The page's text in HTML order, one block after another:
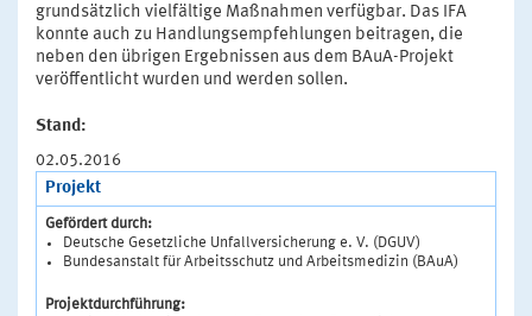
grundsätzlich vielfältige Maßnahmen verfügbar. Das IFA
konnte auch zu Handlungsempfehlungen beitragen, die
neben den übrigen Ergebnissen aus dem BAuA-Projekt
veröffentlicht wurden und werden sollen.
Stand:
02.05.2016
Projekt
Gefördert durch:
Deutsche Gesetzliche Unfallversicherung e. V. (DGUV)
Bundesanstalt für Arbeitsschutz und Arbeitsmedizin (BAuA)
Projektdurchführung: